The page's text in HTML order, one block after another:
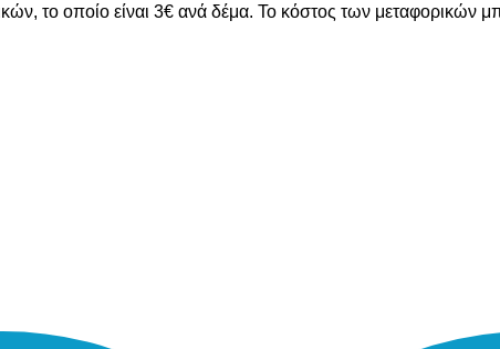
το οποίο είναι 3€ ανά δέμα. Το κόστος των μεταφορικών